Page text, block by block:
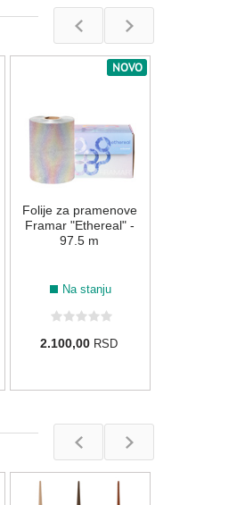
NOVO
Folije za pramenove
Framar "Ethereal" -
97.5 m
Na stanju
2.100,00 RSD